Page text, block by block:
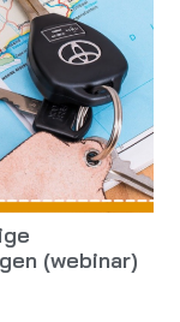
(webinar)